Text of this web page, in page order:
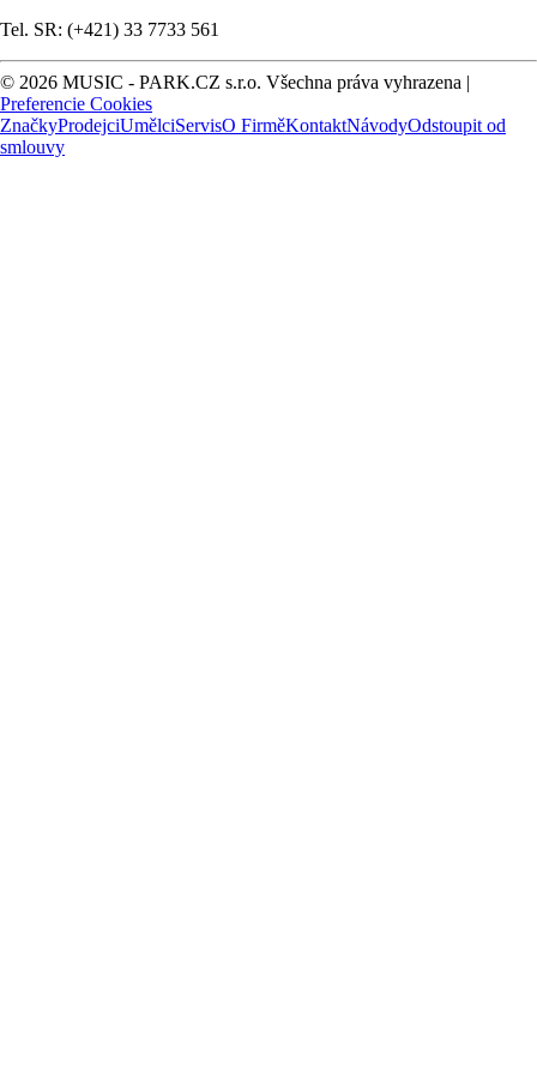
Tel. SR: (+421) 33 7733 561
© 2026 MUSIC - PARK.CZ s.r.o. Všechna práva vyhrazena |
Preferencie Cookies
ZnačkyProdejciUmělciServisO FirměKontaktNávodyOdstoupit od
smlouvy